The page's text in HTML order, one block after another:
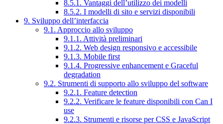
8.5.1. Vantaggi dell’utilizzo dei modelli
8.5.2. I modelli di sito e servizi disponibili
9. Sviluppo dell’interfaccia
9.1. Approccio allo sviluppo
9.1.1. Attività preliminari
9.1.2. Web design responsivo e accessibile
9.1.3. Mobile first
9.1.4. Progressive enhancement e Graceful
degradation
9.2. Strumenti di supporto allo sviluppo del software
9.2.1. Feature detection
9.2.2. Verificare le feature disponibili con Can I
use
9.2.3. Strumenti e risorse per CSS e JavaScript